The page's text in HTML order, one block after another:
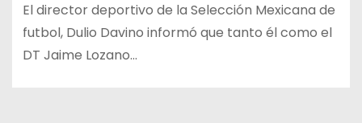
El director deportivo de la Selección Mexicana de
futbol, Dulio Davino informó que tanto él como el
DT Jaime Lozano…